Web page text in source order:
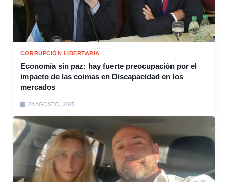
CORRUPCIÓN LIBERTARIA
Economía sin paz: hay fuerte preocupación por el
impacto de las coimas en Discapacidad en los
mercados
24 AGOSTO, 2025